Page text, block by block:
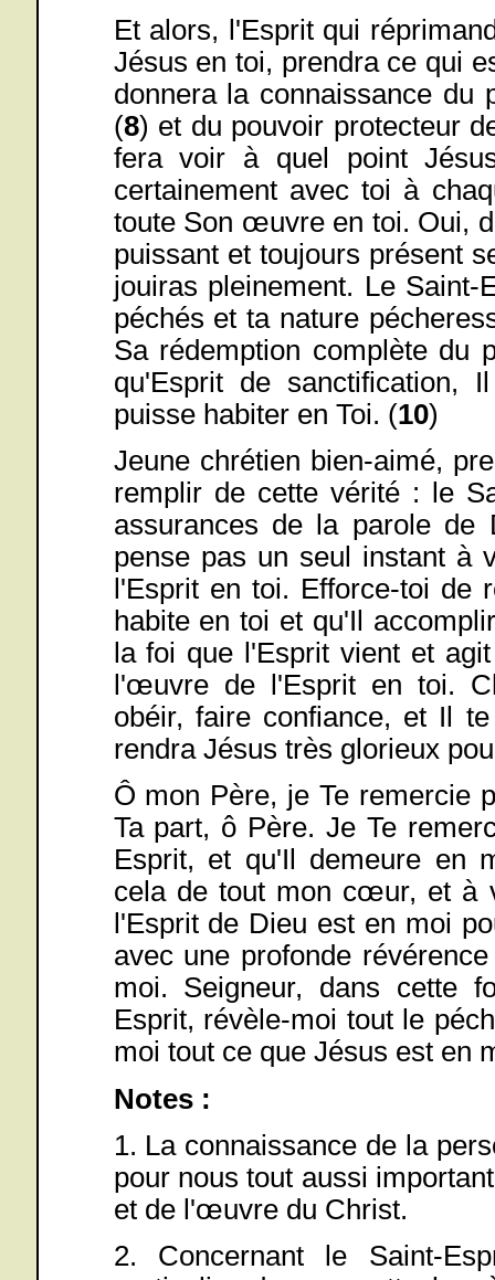
Et alors, l'Esprit qui
Jésus en toi, prendra ce qui
donnera la connaissance du
(8) et du pouvoir protecteur
fera voir à quel point
certainement avec toi à
toute Son œuvre en toi. Oui,
puissant et toujours présent
jouiras pleinement. Le
péchés et ta nature
Sa rédemption complète du
qu'Esprit de sanctification,
puisse habiter en Toi. (10)
Jeune chrétien bien-aimé,
remplir de cette vérité : le
assurances de la parole
pense pas un seul instant à
l'Esprit en toi. Efforce-toi
habite en toi et qu'Il
la foi que l'Esprit vient et
l'œuvre de l'Esprit en toi.
obéir, faire confiance, et Il
rendra Jésus très glorieux
Ô mon Père, je Te remercie
Ta part, ô Père. Je Te
Esprit, et qu'Il demeure en
cela de tout mon cœur, et à
l'Esprit de Dieu est en moi
avec une profonde
moi. Seigneur, dans cette
Esprit, révèle-moi tout le
moi tout ce que Jésus est en
Notes :
1. La connaissance de la
pour nous tout aussi
et de l'œuvre du Christ.
2. Concernant le Saint-